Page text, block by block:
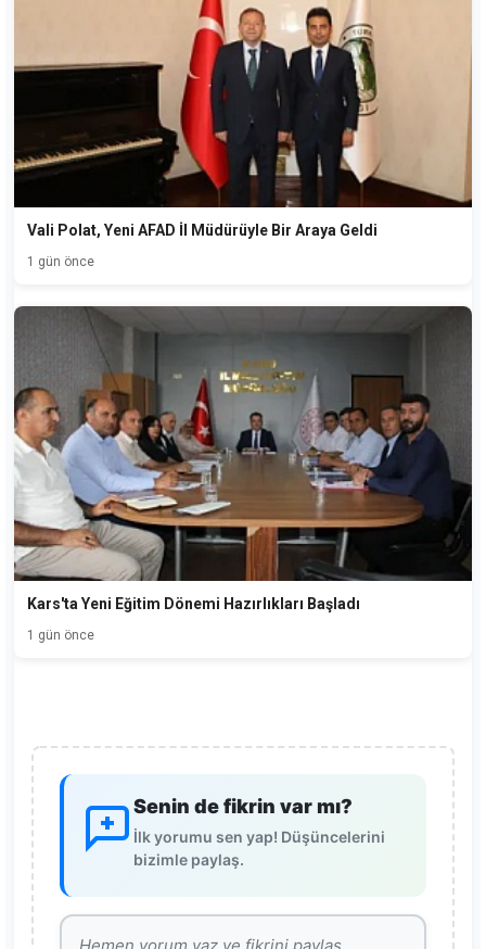
Vali Polat, Yeni AFAD İl Müdürüyle Bir Araya Geldi
1 gün önce
Kars'ta Yeni Eğitim Dönemi Hazırlıkları Başladı
1 gün önce
Senin de fikrin var mı?
İlk yorumu sen yap! Düşüncelerini
bizimle paylaş.